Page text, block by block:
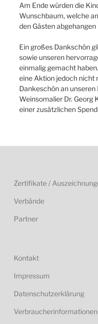
Am Ende würden die
Wunschbaum, welche
den Gästen
Ein großes Dankschön
sowie unseren
einmalig gemacht
eine Aktion jedoch nicht
Dankeschön an unseren
Weinsomalier Dr. Georg
einer zusätzlichen
Zertifikate /
Verbände
Partner
Kontakt
Impressum
Datenschutzerklärung
Verbraucherinformationen